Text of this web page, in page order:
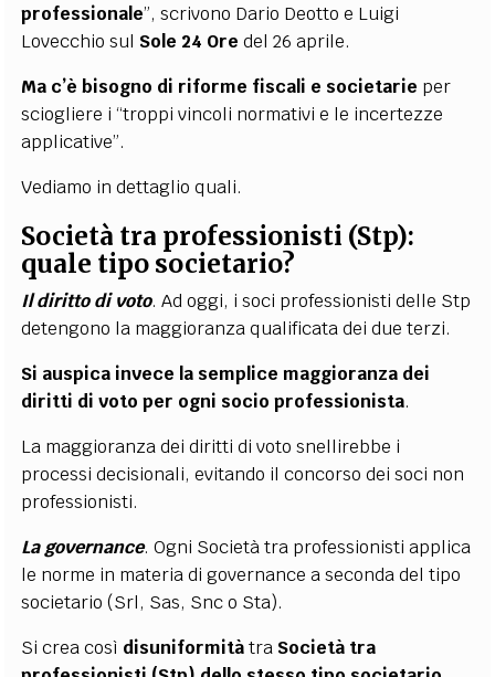
professionale”, scrivono Dario Deotto e Luigi
Lovecchio sul Sole 24 Ore del 26 aprile.
Ma c’è bisogno di riforme fiscali e societarie per
sciogliere i “troppi vincoli normativi e le incertezze
applicative”.
Vediamo in dettaglio quali.
Società tra professionisti (Stp):
quale tipo societario?
Il diritto di voto. Ad oggi, i soci professionisti delle Stp
detengono la maggioranza qualificata dei due terzi.
Si auspica invece la semplice maggioranza dei
diritti di voto per ogni socio professionista.
La maggioranza dei diritti di voto snellirebbe i
processi decisionali, evitando il concorso dei soci non
professionisti.
La governance. Ogni Società tra professionisti applica
le norme in materia di governance a seconda del tipo
societario (Srl, Sas, Snc o Sta).
Si crea così disuniformitàtra Società tra